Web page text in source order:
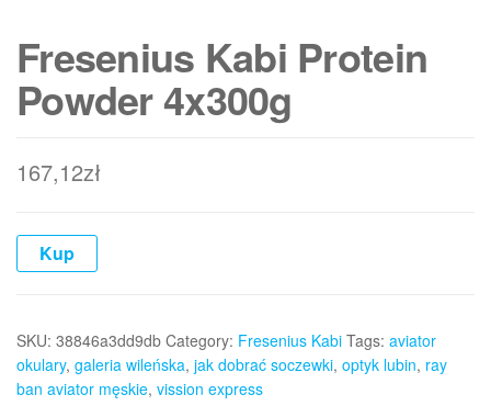
Fresenius Kabi Protein
Powder 4x300g
167,12zł
Kup
SKU: 38846a3dd9db Category: Fresenius Kabi Tags: aviator
okulary, galeria wileńska, jak dobrać soczewki, optyk lubin, ray
ban aviator męskie, vission express